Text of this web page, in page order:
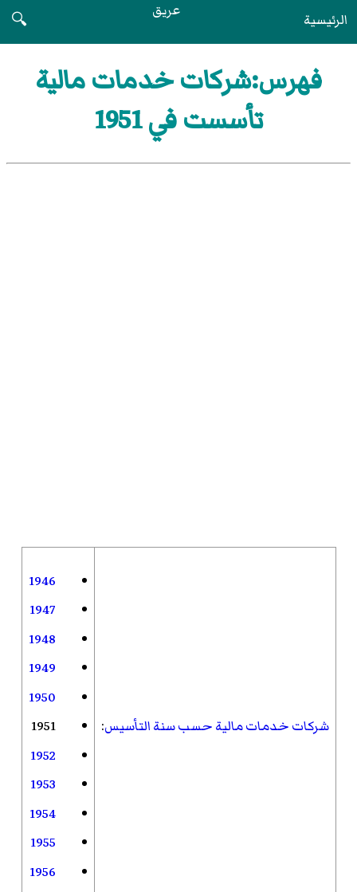
الرئيسية عريق
🔍
فهرس:شركات خدمات مالية
تأسست في 1951
شركات خدمات مالية حسب سنة التأسيس:
1946
1947
1948
1949
1950
1951
1952
1953
1954
1955
1956